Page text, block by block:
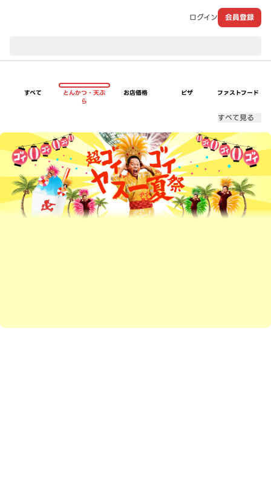
ログイン 会員登録
すべて
とんかつ・天ぷ
ら
お店価格 ピザ ファストフード
すべて見る
超ゴイゴイヤスー夏祭